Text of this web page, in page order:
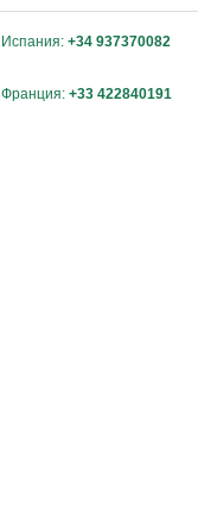
Испания: +34 937370082
Франция: +33 422840191